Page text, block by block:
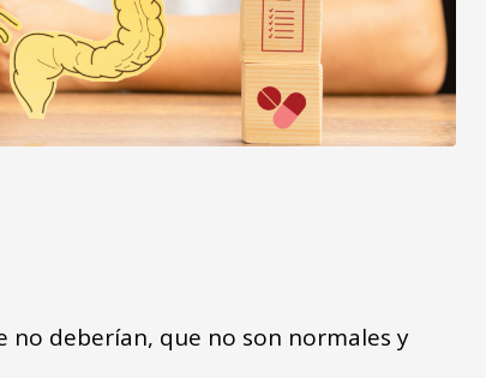
no deberían, que no son normales y